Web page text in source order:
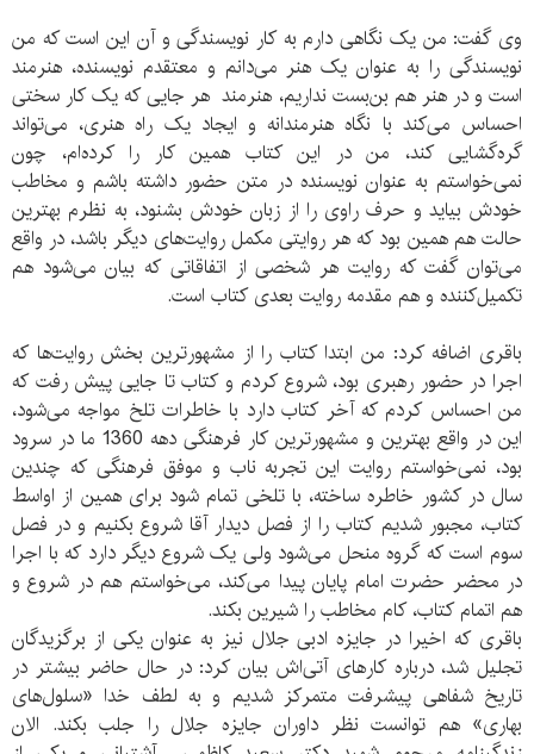
وی گفت: من یک نگاهی دارم به کار نویسندگی و آن این است که من
نویسندگی را به عنوان یک هنر می‌دانم و معتقدم نویسنده، هنرمند
است و در هنر هم بن‌بست نداریم، هنرمند هر جایی که یک کار سختی
احساس می‌کند با نگاه هنرمندانه و ایجاد یک راه هنری، می‌تواند
گره‌گشایی کند، من در این کتاب همین کار را کرده‌ام، چون
نمی‌خواستم به عنوان نویسنده در متن حضور داشته باشم و مخاطب
خودش بیاید و حرف راوی را از زبان خودش بشنود، به نظرم بهترین
حالت هم همین بود که هر روایتی مکمل روایت‌های دیگر باشد، در واقع
می‌توان گفت که روایت هر شخصی از اتفاقاتی که بیان می‌شود هم
تکمیل‌کننده و هم مقدمه روایت بعدی کتاب است.
باقری اضافه کرد: من ابتدا کتاب را از مشهورترین بخش روایت‌ها که
اجرا در حضور رهبری بود، شروع کردم و کتاب تا جایی پیش رفت که
من احساس کردم که آخر کتاب دارد با خاطرات تلخ مواجه می‌شود،
این در واقع بهترین و مشهورترین کار فرهنگی دهه 1360 ما در سرود
بود، نمی‌خواستم روایت این تجربه ناب و موفق فرهنگی که چندین
سال در کشور خاطره ساخته، با تلخی تمام شود برای همین از اواسط
کتاب، مجبور شدیم کتاب را از فصل دیدار آقا شروع بکنیم و در فصل
سوم است که گروه منحل می‌شود ولی یک شروع دیگر دارد که با اجرا
در محضر حضرت امام پایان پیدا می‌کند، می‌خواستم هم در شروع و
هم اتمام کتاب، کام مخاطب را شیرین بکند.
باقری که اخیرا در جایزه ادبی جلال نیز به عنوان یکی از برگزیدگان
تجلیل شد، درباره کارهای آتی‌اش بیان کرد: در حال حاضر بیشتر در
تاریخ شفاهی پیشرفت متمرکز شدیم و به لطف خدا «سلول‌های
بهاری» هم توانست نظر داوران جایزه جلال را جلب بکند. الان